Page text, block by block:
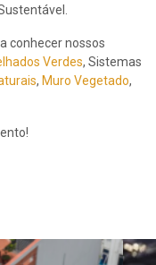
conhecer nossos
Verdes, Sistemas
, Muro Vegetado,